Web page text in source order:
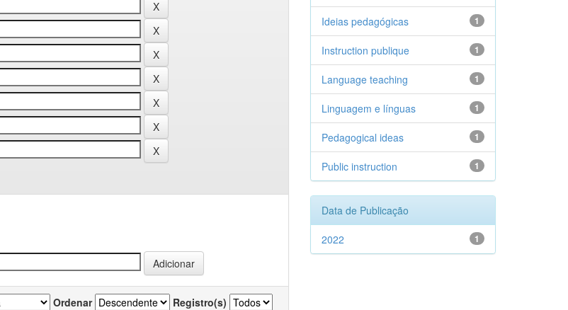
Ordenar Registro(s)
1
Ideias pedagógicas
1
Instruction publique
1
Language teaching
1
Linguagem e línguas
1
Pedagogical ideas
1
Public instruction
Data de Publicação
1
2022